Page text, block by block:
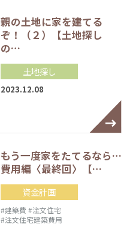
親の土地に家を建てる
ぞ！（２）【土地探し
の…
土地探し
2023.12.08
もう一度家をたてるなら…
費用編〈最終回〉【…
資金計画
#建築費 #注文住宅
#注文住宅建築費用